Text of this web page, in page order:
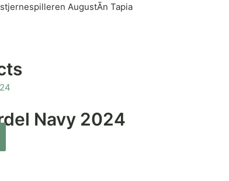
AugustÃ­n Tapia
Navy 2024